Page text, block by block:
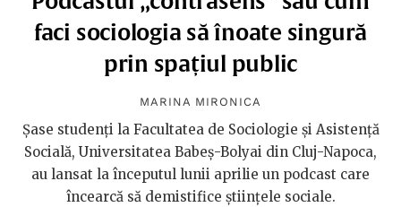
faci sociologia să înoate singură
prin spațiul public
MARINA MIRONICA
Șase studenți la Facultatea de Sociologie și Asistență
Socială, Universitatea Babeş-Bolyai din Cluj-Napoca,
au lansat la începutul lunii aprilie un podcast care
încearcă să demistifice științele sociale.